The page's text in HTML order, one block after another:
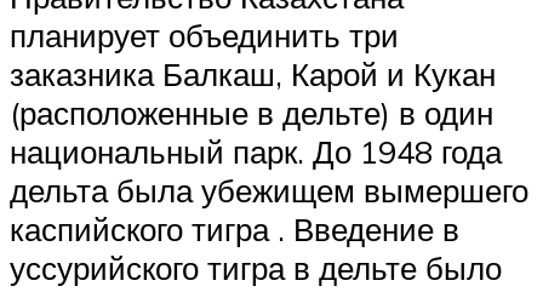
планирует объединить три
заказника Балкаш, Карой и Кукан
(расположенные в дельте) в один
национальный парк. До 1948 года
дельта была убежищем вымершего
каспийского тигра . Введение в
уссурийского тигра в дельте было